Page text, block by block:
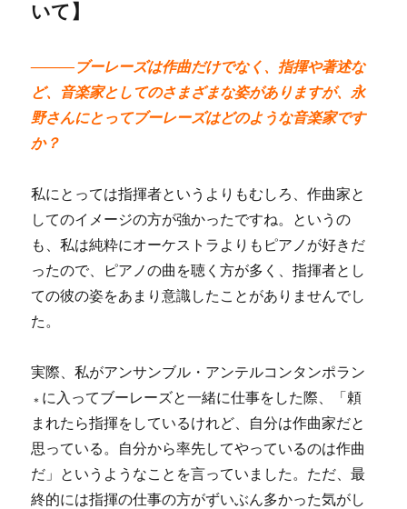
いて】
―――ブーレーズは作曲だけでなく、指揮や著述な
ど、音楽家としてのさまざまな姿がありますが、永
野さんにとってブーレーズはどのような音楽家です
か？
私にとっては指揮者というよりもむしろ、作曲家と
してのイメージの方が強かったですね。というの
も、私は純粋にオーケストラよりもピアノが好きだ
ったので、ピアノの曲を聴く方が多く、指揮者とし
ての彼の姿をあまり意識したことがありませんでし
た。
実際、私がアンサンブル・アンテルコンタンポラン
＊ に入ってブーレーズと一緒に仕事をした際、「頼
まれたら指揮をしているけれど、自分は作曲家だと
思っている。自分から率先してやっているのは作曲
だ」というようなことを言っていました。ただ、最
終的には指揮の仕事の方がずいぶん多かった気がし